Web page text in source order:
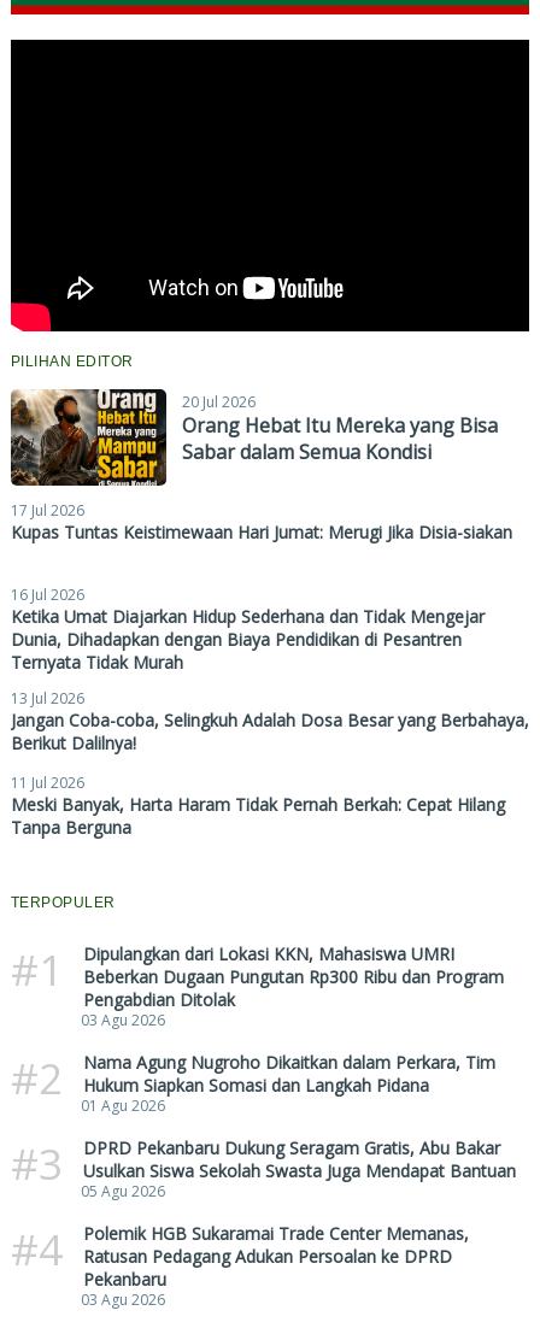
PILIHAN EDITOR
20 Jul 2026
Orang Hebat Itu Mereka yang Bisa
Sabar dalam Semua Kondisi
17 Jul 2026
Kupas Tuntas Keistimewaan Hari Jumat: Merugi Jika Disia-siakan
16 Jul 2026
Ketika Umat Diajarkan Hidup Sederhana dan Tidak Mengejar
Dunia, Dihadapkan dengan Biaya Pendidikan di Pesantren
Ternyata Tidak Murah
13 Jul 2026
Jangan Coba-coba, Selingkuh Adalah Dosa Besar yang Berbahaya,
Berikut Dalilnya!
11 Jul 2026
Meski Banyak, Harta Haram Tidak Pernah Berkah: Cepat Hilang
Tanpa Berguna
TERPOPULER
#1
Dipulangkan dari Lokasi KKN, Mahasiswa UMRI
Beberkan Dugaan Pungutan Rp300 Ribu dan Program
Pengabdian Ditolak
03 Agu 2026
#2
Nama Agung Nugroho Dikaitkan dalam Perkara, Tim
Hukum Siapkan Somasi dan Langkah Pidana
01 Agu 2026
#3
DPRD Pekanbaru Dukung Seragam Gratis, Abu Bakar
Usulkan Siswa Sekolah Swasta Juga Mendapat Bantuan
05 Agu 2026
#4
Polemik HGB Sukaramai Trade Center Memanas,
Ratusan Pedagang Adukan Persoalan ke DPRD
Pekanbaru
03 Agu 2026